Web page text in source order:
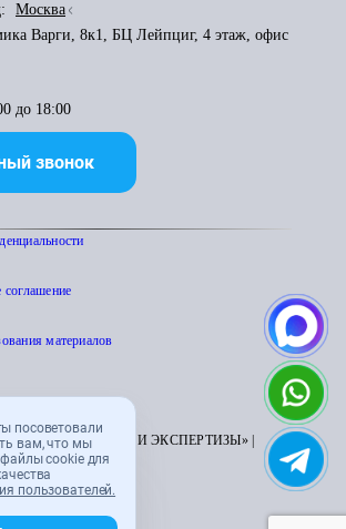
посоветовали
вам, что мы
cookie для
пользователей.
Москва
Варги, 8к1, БЦ Лейпциг, 4 этаж, офис
до 18:00
звонок
соглашение
материалов
АТТЕСТАЦИИ И ЭКСПЕРТИЗЫ» |